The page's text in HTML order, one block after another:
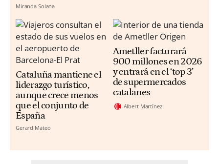
Miranda Solana
Cataluña mantiene el
liderazgo turístico,
aunque crece menos
que el conjunto de
España
Gerard Mateo
Ametller facturará
900 millones en 2026
y entrará en el ‘top 3’
de supermercados
catalanes
Albert Martínez